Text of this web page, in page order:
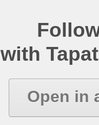
with
Open in